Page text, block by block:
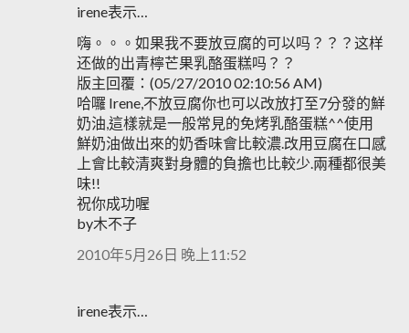
irene表示…
嗨。。。如果我不要放豆腐的可以吗？？？这样
还做的出青檸芒果乳酪蛋糕吗？？
版主回覆：(05/27/2010 02:10:56 AM)
哈囉 Irene,不放豆腐你也可以改放打至7分發的鮮
奶油,這樣就是一般常見的免烤乳酪蛋糕^^使用
鮮奶油做出來的奶香味會比較濃.改用豆腐在口感
上會比較清爽對身體的負擔也比較少.兩種都很美
味!!
祝你成功喔
by木不子
2010年5月26日 晚上11:52
irene表示…